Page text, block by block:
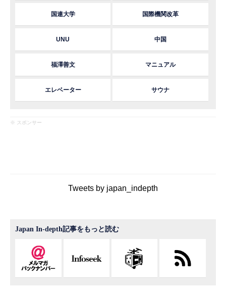
国連大学 国際機関改革
UNU 中国
福澤善文 マニュアル
エレベーター サウナ
※ スポンサー
Tweets by japan_indepth
Japan In-depth記事をもっと読む